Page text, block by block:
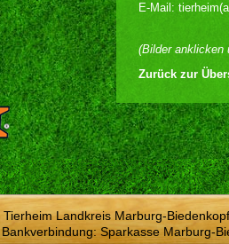
E-Mail:
(Bilder anklicken
Zurück zur
Tierheim Landkreis Marburg-
Bankverbindung: Sparkasse Marburg-